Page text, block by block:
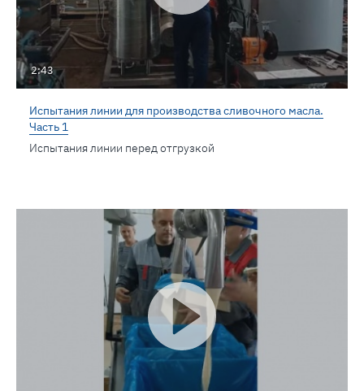
2:43
Испытания линии для производства сливочного масла.
Часть 1
Испытания линии перед отгрузкой